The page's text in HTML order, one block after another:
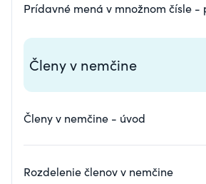
Prídavné mená v množnom čísle -
Členy v nemčine
Členy v nemčine - úvod
Rozdelenie členov v nemčine